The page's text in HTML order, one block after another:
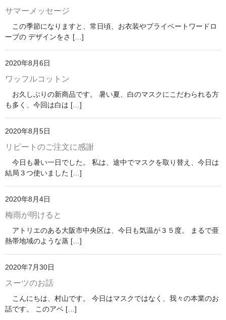
サマーメッセージ
この季節になりますと、常日頃、お衣装やプライベートワードロ
ーブの デザインをさ […]
2020年8月6日
ワッフルコットン
お久しぶりの新商品です。 暑い夏、白のマスクにこだわられる方
も多く、今回は白は […]
2020年8月5日
リピートのご注文に感謝
今日も暑い一日でした。 私は、途中でマスクを取り替え、今日は
結局３つ使いました […]
2020年8月4日
梅雨が明けると
アトリエのある大阪市中央区は、今日も気温が３５度。 まるで亜
熱帯地域のような蒸 […]
2020年7月30日
スーツのお話
こんにちは、村山です。 今日はマスクではなく、我々の本業のお
話です。 このアベ […]